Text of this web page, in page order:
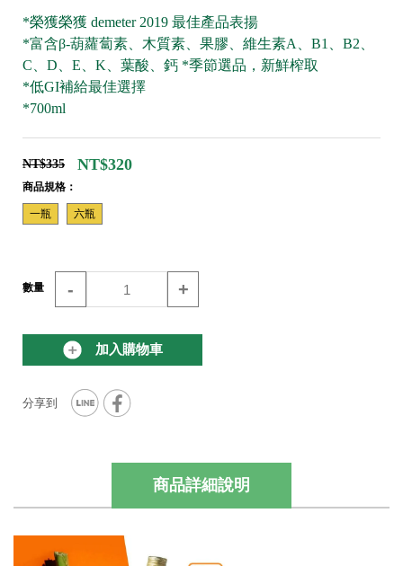
*榮獲榮獲 demeter 2019 最佳產品表揚
*富含β-葫蘿蔔素、木質素、果膠、維生素A、B1、B2、
C、D、E、K、葉酸、鈣 *季節選品，新鮮榨取
*低GI補給最佳選擇
*700ml
NT$335 NT$320
商品規格：
一瓶 六瓶
數量 - +
加入購物車
商品詳細說明